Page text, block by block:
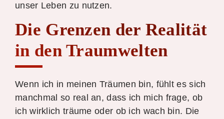
unser Leben zu nutzen.
Die Grenzen der Realität
in den Traumwelten
Wenn ich in meinen Träumen bin, fühlt es sich
manchmal so real an, dass ich mich frage, ob
ich wirklich träume oder ob ich wach bin. Die